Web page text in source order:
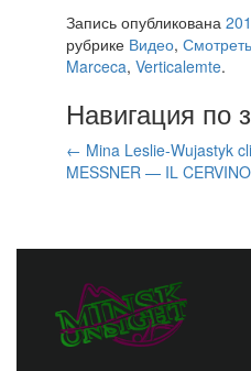
Запись опубликована
рубрике Видео,
Marceca, Verticalemte.
Навигация по
← Mina Leslie-Wujastyk
MESSNER — IL CERVINO